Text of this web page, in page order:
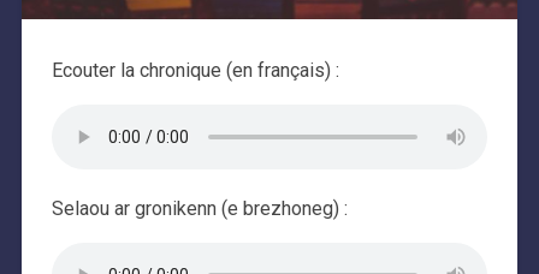
Ecouter la chronique (en français) :
Selaou ar gronikenn (e brezhoneg) :